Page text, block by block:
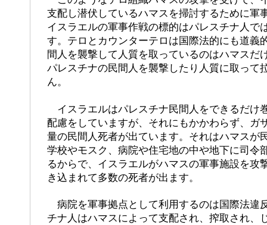
支配し潜伏しているハマスを掃討するために軍
イスラエルの軍事作戦の標的はパレスチナ人で
す。テロとカウンターテロは国際法的にも道義
間人を襲撃して人質を取っているのはハマスだ
パレスチナの民間人を襲撃したり人質に取って
ん。
イスラエルはパレスチナ民間人をできるだけ
配慮をしていますが、それにもかかわらず、ガ
量の民間人死者が出ています。それはハマスが
学校やモスク、病院や住宅地の中や地下に司令
るからで、イスラエルがハマスの軍事施設を攻
き込まれて多数の死者が出ます。
病院を軍事拠点として利用するのは国際法違
チナ人はハマスによって支配され、搾取され、